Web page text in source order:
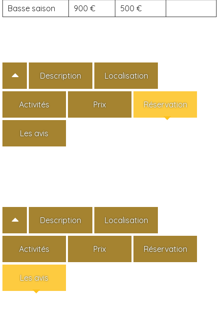
Basse saison
900 500
Description Localisation
Activités Prix Réservation
Les avis
Description Localisation
Activités Prix Réservation
Les avis